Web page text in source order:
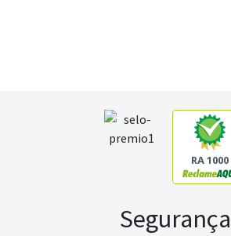
RA 1000
Segurança